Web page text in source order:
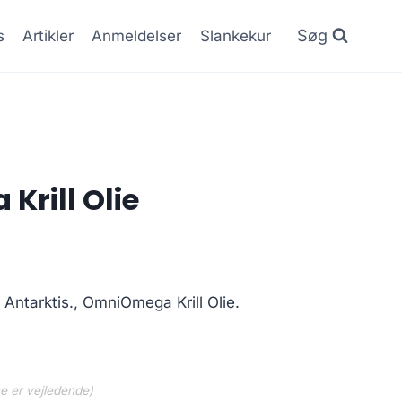
Artikler Anmeldelser Slankekur Søg
Krill Olie
OmniOmega Krill Olie.
er vejledende)